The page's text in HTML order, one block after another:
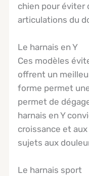
chien pour éviter
articulations du
Le harnais en Y
Ces modèles
offrent un
forme permet
permet de
harnais en Y
croissance et
sujets aux
Le harnais sport